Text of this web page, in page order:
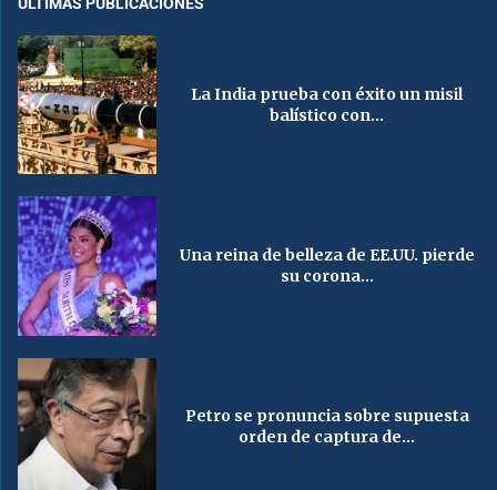
ÚLTIMAS PUBLICACIONES
La India prueba con éxito un misil
balístico con...
Una reina de belleza de EE.UU. pierde
su corona...
Petro se pronuncia sobre supuesta
orden de captura de...